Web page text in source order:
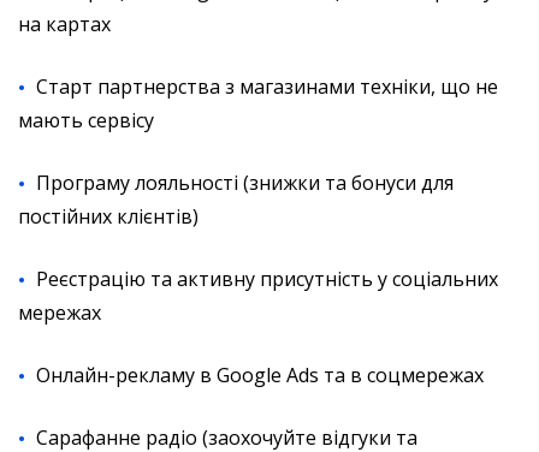
на картах
Старт партнерства з магазинами техніки, що не
мають сервісу
Програму лояльності (знижки та бонуси для
постійних клієнтів)
Реєстрацію та активну присутність у соціальних
мережах
Онлайн-рекламу в Google Ads та в соцмережах
Сарафанне радіо (заохочуйте відгуки та